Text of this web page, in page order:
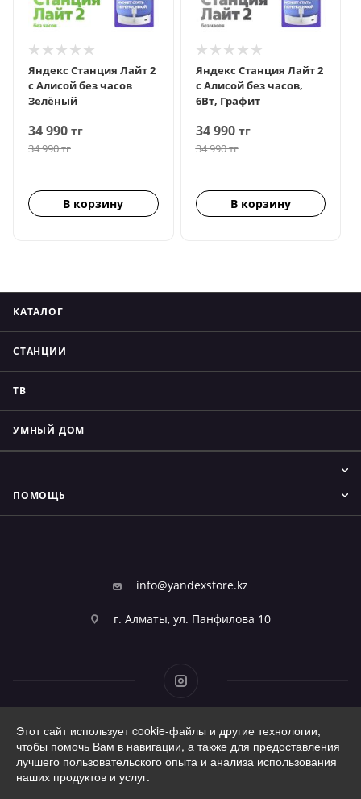
Яндекс Станция Лайт 2
с Алисой без часов
Зелёный
34 990 тг
34 990тг
В корзину
Яндекс Станция Лайт 2
с Алисой без часов,
6Вт, Графит
34 990тг
34 990тг
В корзину
КАТАЛОГ
СТАНЦИИ
ТВ
УМНЫЙ ДОМ
ПОМОЩЬ
info@yandexstore.kz
г. Алматы, ул. Панфилова 10
2026 © Фирменный магазин Алисы
Этот сайт использует cookie-файлы и другие технологии,
чтобы помочь Вам в навигации, а также для предоставления
лучшего пользовательского опыта и анализа использования
наших продуктов и услуг.